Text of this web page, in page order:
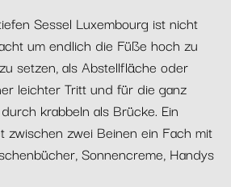
Sessel Luxembourg ist nicht
um endlich die Füße hoch zu
setzen, als Abstellfläche oder
leichter Tritt und für die ganz
krabbeln als Brücke. Ein
zwischen zwei Beinen ein Fach mit
Sonnencreme, Handys